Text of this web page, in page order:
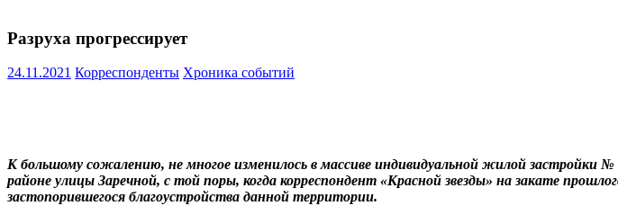
Разруха прогрессирует
24.11.2021 Корреспонденты Хроника событий
К большому сожалению, не многое изменилось в массиве индивидуальной жилой застройки №
районе улицы Заречной, с той поры, когда корреспондент «Красной звезды» на закате
застопорившегося благоустройства данной территории.